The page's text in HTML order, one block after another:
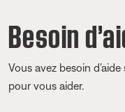
Besoin
Vous avez besoin
pour vous aider.